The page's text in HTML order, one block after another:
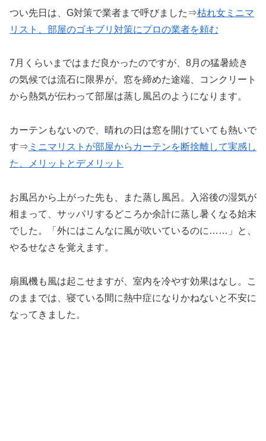
つい先日は、G対策で業者まで呼びました⇒枯れ女ミニマ
リスト、部屋のゴキブリ対策にプロの業者を頼む
7月くらいまではまだ良かったのですが、8月の猛暑続き
の気候では流石に限界が。窓を締めた途端、コンクリート
から熱気が伝わって部屋は蒸し風呂のようになります。
カーテンもないので、晴れの日は窓を開けていても熱いで
す⇒ ミニマリストが部屋からカーテンを断捨離して実感し
た、メリットとデメリット
お風呂から上がった先も、また蒸し風呂。入浴後の湿気が
相まって、サッパリするどころか余計に蒸し暑くなる始末
でした。「外にはこんなに風が吹いているのに……」と、
やるせなさを覚えます。
扇風機も風は起こせますが、室内を冷やす効果はなし。こ
のままでは、寝ている間に熱中症になりかねないと不安に
なってきました。